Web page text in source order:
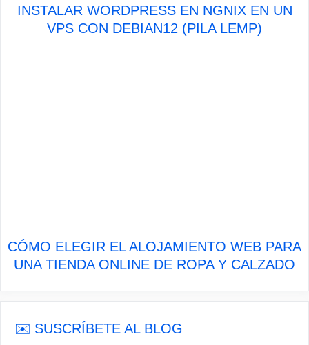
INSTALAR WORDPRESS EN NGNIX EN UN
VPS CON DEBIAN12 (PILA LEMP)
CÓMO ELEGIR EL ALOJAMIENTO WEB PARA
UNA TIENDA ONLINE DE ROPA Y CALZADO
✉️ SUSCRÍBETE AL BLOG